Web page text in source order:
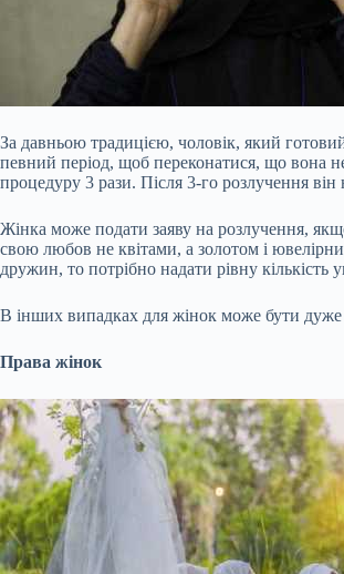
За давньою традицією, чоловік, який
певний період, щоб переконатися, що вона
процедуру 3 рази. Після 3-го розлучення
Жінка може подати заяву на розлучення,
свою любов не квітами, а золотом і
дружин, то потрібно надати рівну кількість
В інших випадках для жінок може бути дуже
Права жінок